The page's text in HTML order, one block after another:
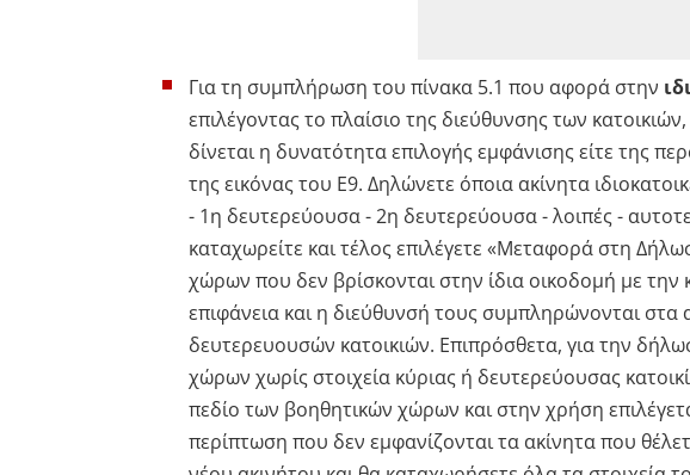
Για τη συμπλήρωση του πίνακα 5.1 που αφορά στην
επιλέγοντας το πλαίσιο της διεύθυνσης των
δίνεται η δυνατότητα επιλογής εμφάνισης είτε της
της εικόνας του Ε9. Δηλώνετε όποια ακίνητα
- 1η δευτερεύουσα - 2η δευτερεύουσα - λοιπές -
καταχωρείτε και τέλος επιλέγετε «Μεταφορά στη
χώρων που δεν βρίσκονται στην ίδια οικοδομή με την
επιφάνεια και η διεύθυνσή τους συμπληρώνονται στα
δευτερευουσών κατοικιών. Επιπρόσθετα, για την
χώρων χωρίς στοιχεία κύριας ή δευτερεύουσας
πεδίο των βοηθητικών χώρων και στην χρήση
περίπτωση που δεν εμφανίζονται τα ακίνητα που